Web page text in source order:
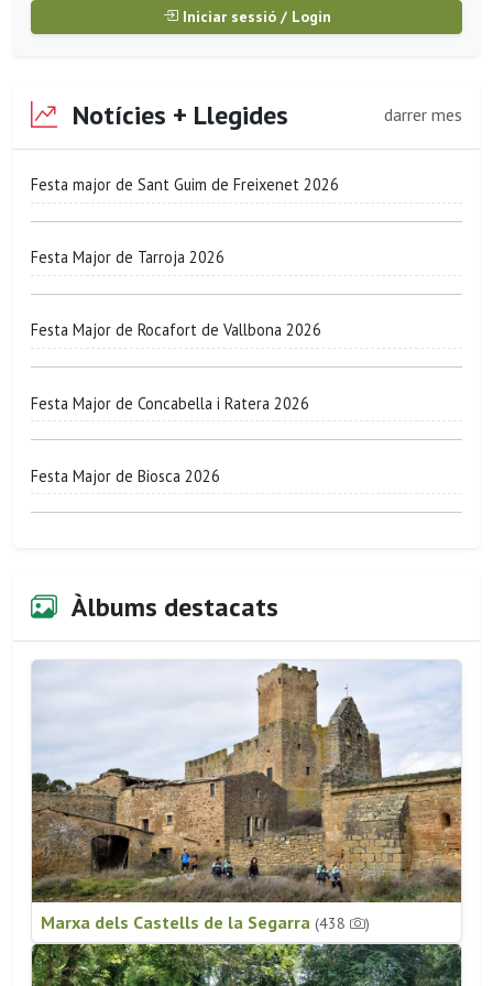
Iniciar sessió / Login
Notícies + Llegides darrer mes
Festa major de Sant Guim de Freixenet 2026
Festa Major de Tarroja 2026
Festa Major de Rocafort de Vallbona 2026
Festa Major de Concabella i Ratera 2026
Festa Major de Biosca 2026
Àlbums destacats
Marxa dels Castells de la Segarra (438 )